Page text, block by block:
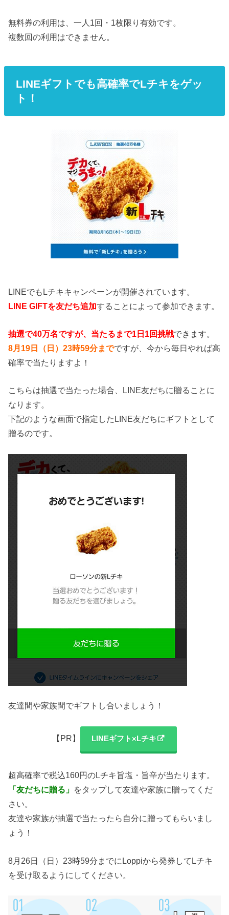
無料券の利用は、一人1回・1枚限り有効です。
複数回の利用はできません。
LINEギフトでも高確率でLチキをゲッ
ト！
LINEでもLチキキャンペーンが開催されています。
LINE GIFTを友だち追加することによって参加できます。
抽選で40万名ですが、当たるまで1日1回挑戦できます。
8月19日（日）23時59分までですが、今から毎日やれば高
確率で当たりますよ！
こちらは抽選で当たった場合、LINE友だちに贈ることに
なります。
下記のような画面で指定したLINE友だちにギフトとして
贈るのです。
友達間や家族間でギフトし合いましょう！
【PR】 LINEギフト×Lチキ
超高確率で税込160円のLチキ旨塩・旨辛が当たります。
「友だちに贈る」 をタップして友達や家族に贈ってくだ
さい。
友達や家族が抽選で当たったら自分に贈ってもらいまし
ょう！
8月26日（日）23時59分までにLoppiから発券してLチキ
を受け取るようにしてください。